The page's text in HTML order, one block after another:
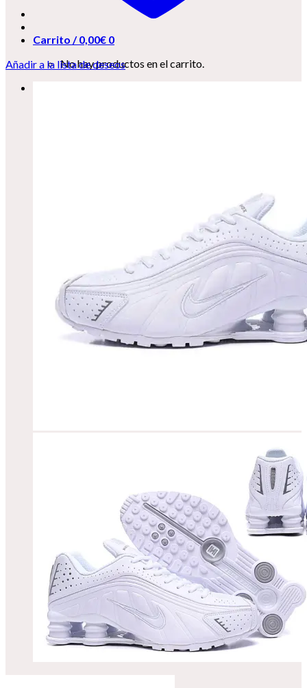
Carrito /0,00€ 0
No hay productos en el carrito.
Añadir a la lista de deseos